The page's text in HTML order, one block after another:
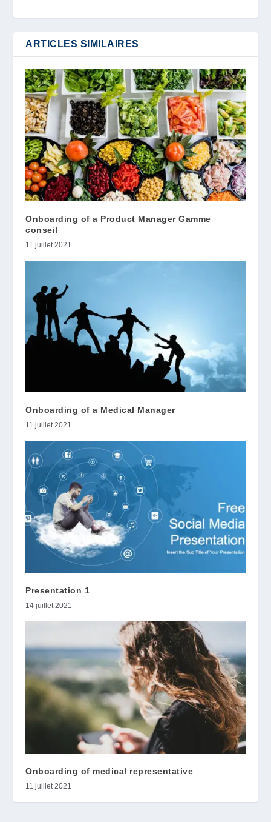
ARTICLES SIMILAIRES
Onboarding of a Product Manager Gamme
conseil
11 juillet 2021
Onboarding of a Medical Manager
11 juillet 2021
Presentation 1
14 juillet 2021
Onboarding of medical representative
11 juillet 2021